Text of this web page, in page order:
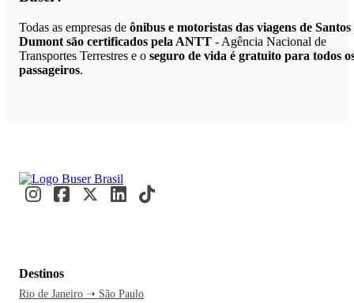
Todas as empresas de ônibus e motoristas das viagens de Santos
Dumont são certificados pela ANTT - Agência Nacional de
Transportes Terrestres e o seguro de vida é gratuito para todos
passageiros.
Destinos
Rio de Janeiro ➝ São Paulo